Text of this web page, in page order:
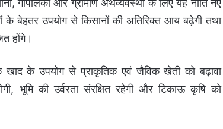
गौपालकों और ग्रामीण अर्थव्यवस्था के लिए यह नीति नए
बेहतर उपयोग से किसानों की अतिरिक्त आय बढ़ेगी तथा
होंगे।
के उपयोग से प्राकृतिक एवं जैविक खेती को बढ़ावा
भूमि की उर्वरता संरक्षित रहेगी और टिकाऊ कृषि को